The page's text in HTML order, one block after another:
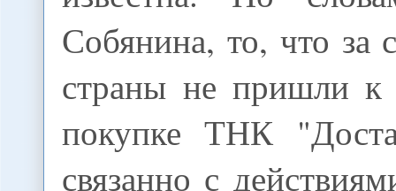
Собянина, то, что за
страны не пришли к
покупке ТНК
связанно с